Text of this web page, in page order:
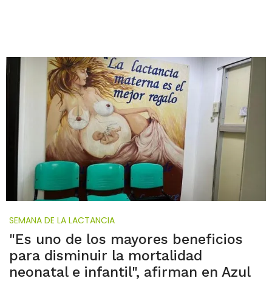
SEMANA DE LA LACTANCIA
"Es uno de los mayores beneficios
para disminuir la mortalidad
neonatal e infantil", afirman en Azul